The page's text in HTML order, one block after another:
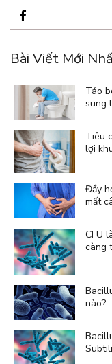
Bài Viết Mới
Táo
sung
Tiêu
lợi
Đầy
mất
CFU
càng
nào?